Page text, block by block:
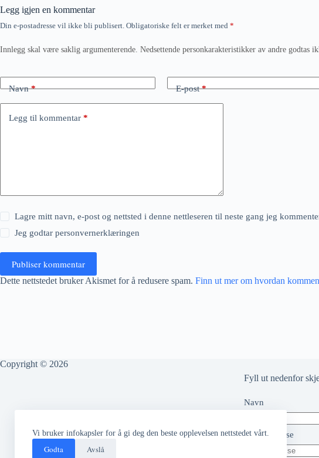
Vi bruker infokapsler for å gi deg den beste opplevelsen nettstedet vårt.
Godta Avslå
Legg igjen en kommentar
Din e-postadresse vil ikke bli publisert. Obligatoriske felt er merket med *
Innlegg skal være saklig argumenterende. Nedsettende personkarakteristikker av andre godtas
Navn* E-post*
Legg til kommentar *
Lagre mitt navn, e-post og nettsted i denne nettleseren til neste gang jeg
Jeg godtarpersonvernerklæringen
Publiser kommentar
Dette nettstedet bruker Akismet for å redusere spam. Finn ut mer om hvordan
Copyright © 2026
Fyll ut nedenfor
Navn
Epost adresse